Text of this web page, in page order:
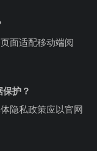
面适配移动端阅
护？
隐私政策应以官网